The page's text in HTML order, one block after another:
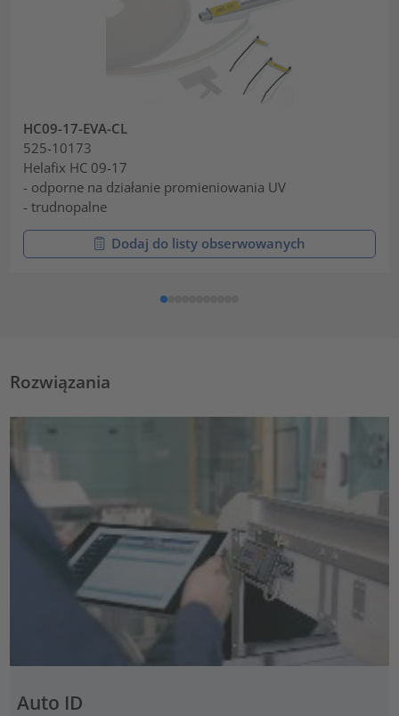
HC09-17-EVA-CL
525-10173
Helafix HC 09-17
- odporne na działanie promieniowania UV
- trudnopalne
Dodaj do listy obserwowanych
Rozwiązania
Auto ID